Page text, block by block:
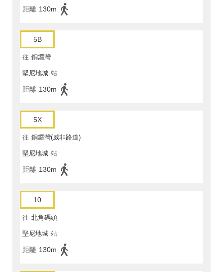
距離 130m
5B
往 銅鑼灣
堅尼地城 站
距離 130m
5X
往 銅鑼灣(威非路道)
堅尼地城 站
距離 130m
10
往 北角碼頭
堅尼地城 站
距離 130m